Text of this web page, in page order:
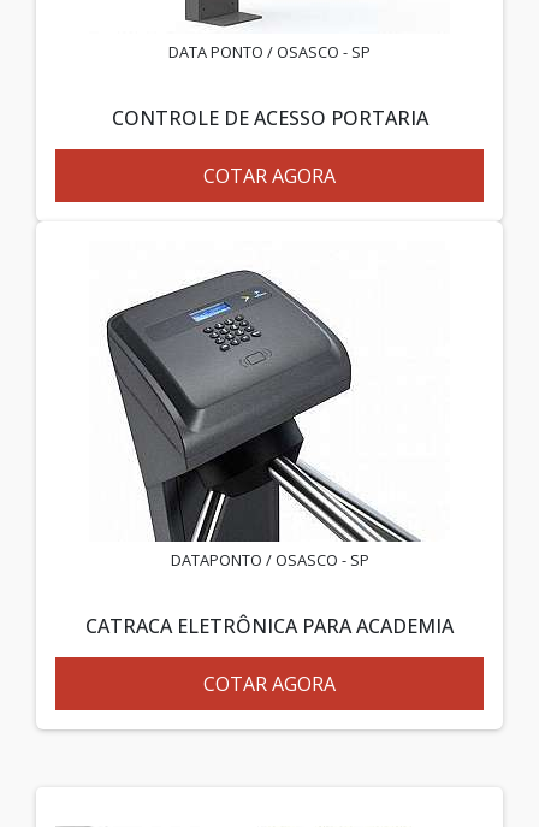
DATA PONTO / OSASCO - SP
CONTROLE DE ACESSO PORTARIA
COTAR AGORA
DATAPONTO / OSASCO - SP
CATRACA ELETRÔNICA PARA ACADEMIA
COTAR AGORA